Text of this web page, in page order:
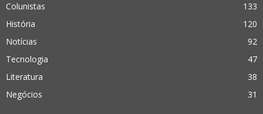
Colunistas
133
História
120
Notícias
92
Tecnologia
47
Literatura
38
Negócios
31